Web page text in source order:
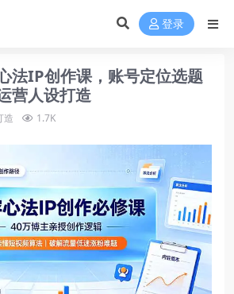
登录
法IP创作课，账号定位选题
营人设打造
造 1.7K